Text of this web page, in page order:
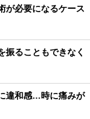
が必要になるケース
振ることもできなく
違和感…時に痛みが